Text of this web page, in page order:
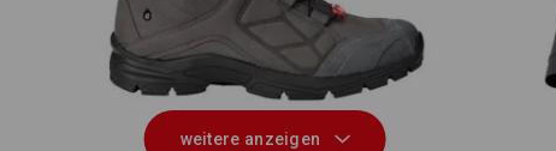
weitere anzeigen